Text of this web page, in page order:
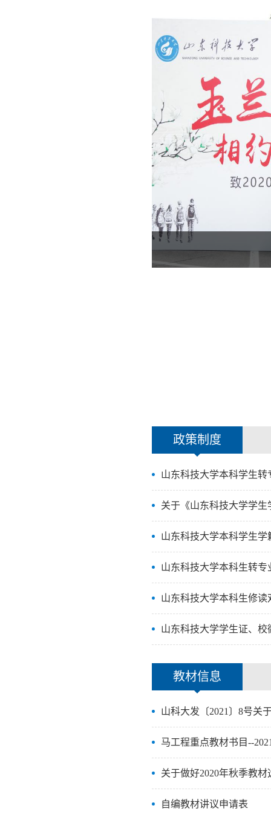
政策制度
山东科技大学本科学生转
关于《山东科技大学学生
山东科技大学本科学生学
山东科技大学本科生转专
山东科技大学本科生修读
山东科技大学学生证、校
教材信息
山科大发〔2021〕8号关
马工程重点教材书目--
关于做好2020年秋季教材
自编教材讲议申请表